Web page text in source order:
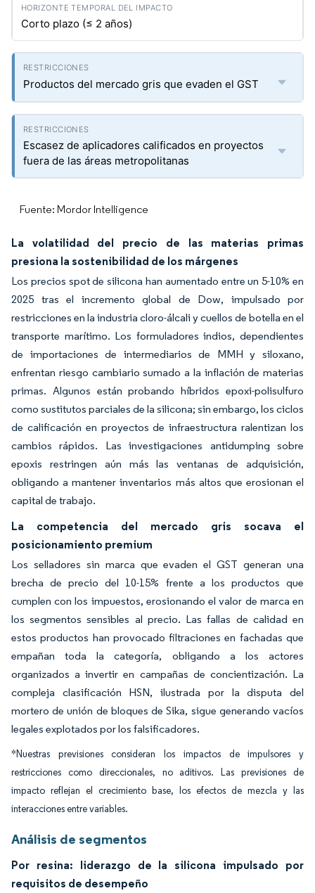
Corto plazo (≤ 2 años)
Productos del mercado gris que evaden el GST
Escasez de aplicadores calificados en proyectos
fuera de las áreas metropolitanas
Fuente: Mordor Intelligence
La volatilidad del precio de las materias primas
presiona la sostenibilidad de los márgenes
Los precios spot de silicona han aumentado entre un 5-10% en
2025 tras el incremento global de Dow, impulsado por
restricciones en la industria cloro-álcali y cuellos de botella en el
transporte marítimo. Los formuladores indios, dependientes
de importaciones de intermediarios de MMH y siloxano,
enfrentan riesgo cambiario sumado a la inflación de materias
primas. Algunos están probando híbridos epoxi-polisulfuro
como sustitutos parciales de la silicona; sin embargo, los ciclos
de calificación en proyectos de infraestructura ralentizan los
cambios rápidos. Las investigaciones antidumping sobre
epoxis restringen aún más las ventanas de adquisición,
obligando a mantener inventarios más altos que erosionan el
capital de trabajo.
La competencia del mercado gris socava el
posicionamiento premium
Los selladores sin marca que evaden el GST generan una
brecha de precio del 10-15% frente a los productos que
cumplen con los impuestos, erosionando el valor de marca en
los segmentos sensibles al precio. Las fallas de calidad en
estos productos han provocado filtraciones en fachadas que
empañan toda la categoría, obligando a los actores
organizados a invertir en campañas de concientización. La
compleja clasificación HSN, ilustrada por la disputa del
mortero de unión de bloques de Sika, sigue generando vacíos
legales explotados por los falsificadores.
*Nuestras previsiones consideran los impactos de impulsores y
restricciones como direccionales, no aditivos. Las previsiones de
impacto reflejan el crecimiento base, los efectos de mezcla y las
interacciones entre variables.
Análisis de segmentos
Por resina: liderazgo de la silicona impulsado por
requisitos de desempeño